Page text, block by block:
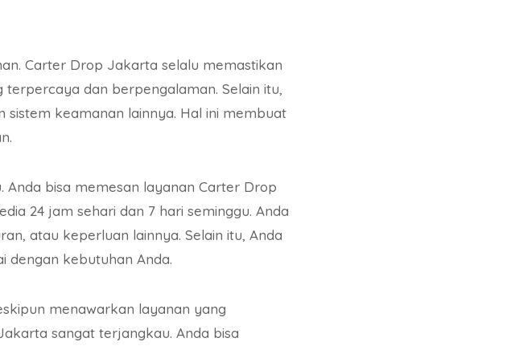
Carter Drop Jakarta selalu memastikan
dan berpengalaman. Selain itu,
sistem keamanan lainnya. Hal ini membuat
bisa memesan layanan Carter Drop
24 jam sehari dan 7 hari seminggu. Anda
atau keperluan lainnya. Selain itu, Anda
dengan kebutuhan Anda.
menawarkan layanan yang
sangat terjangkau. Anda bisa